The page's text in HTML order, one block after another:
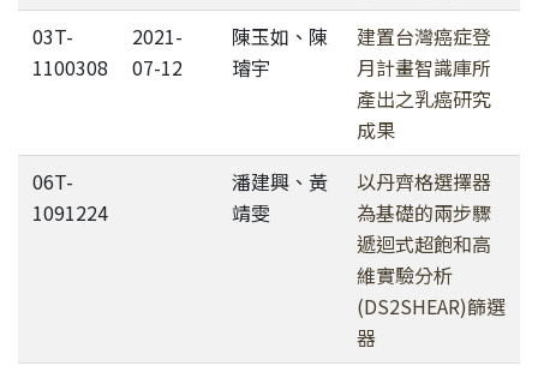
03T-
1100308
2021-
07-12
陳玉如、陳
璿宇
建置台灣癌症登
月計畫智識庫所
產出之乳癌研究
成果
06T-
1091224
潘建興、黃
靖雯
以丹齊格選擇器
為基礎的兩步驟
遞迴式超飽和高
維實驗分析
(DS2SHEAR)篩選
器